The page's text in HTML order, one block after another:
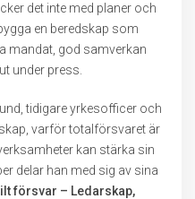
det inte med planer och
en beredskap som
mandat, god samverkan
under press.
tidigare yrkesofficer och
varför totalförsvaret är
kan stärka sin
delar han med sig av sina
försvar – Ledarskap,